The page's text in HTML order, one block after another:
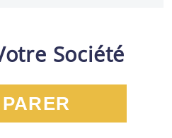
Société